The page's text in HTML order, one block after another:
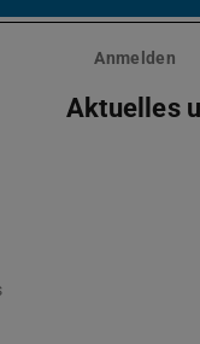
Anmelden
Aktuelles